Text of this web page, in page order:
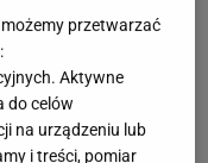
przetwarzać
Aktywne
do celów
na urządzeniu lub
i treści, pomiar